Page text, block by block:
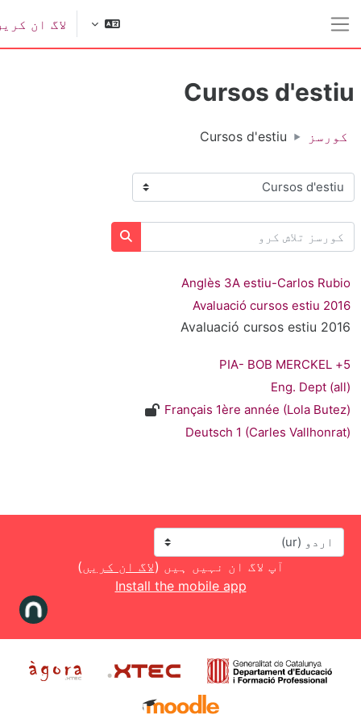
لاگ ان کریں
Cursos
کورسز Cursos d'estiu
کی اقسام
تلاش کرو
کورسز تلاش کرو
Anglès 3A estiu-Carlos
Avaluació cursos estiu
Avaluació cursos estiu
Eng. Dept
Français 1ère année (Lola
Deutsch 1 (Carles
زبان
آپ لاگ ان نہیں ہیں ( لاگ ان کریں)
Install the mobile app